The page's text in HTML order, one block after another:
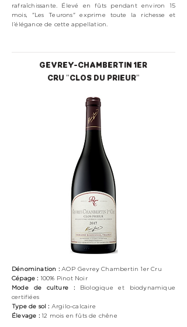
rafraîchissante. Élevé en fûts pendant environ 15
mois, "Les Teurons" exprime toute la richesse et
l’élégance de cette appellation.
GEVREY-CHAMBERTIN 1ER
CRU "CLOS DU PRIEUR"
Dénomination : AOP Gevrey Chambertin 1er Cru
Cépage : 100% Pinot Noir
Mode de culture :
Biologiqueet biodynamique
certifiées
Type de sol : Argilo-calcaire
Élevage : 12 mois en fûts de chêne